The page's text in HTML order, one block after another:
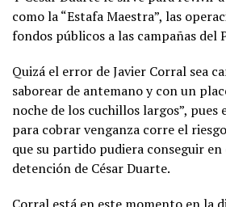
como la “Estafa Maestra”, las
fondos públicos a las campañas del
Quizá el error de Javier Corral sea
saborear de antemano y con un
noche de los cuchillos largos”, pues
para cobrar venganza corre el
que su partido pudiera conseguir en
detención de César Duarte.